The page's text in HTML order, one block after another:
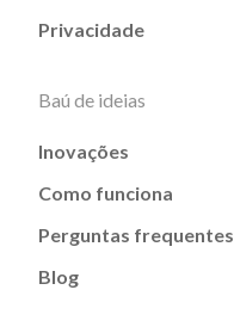
Privacidade
Baú de ideias
Inovações
Como funciona
Perguntas frequentes
Blog